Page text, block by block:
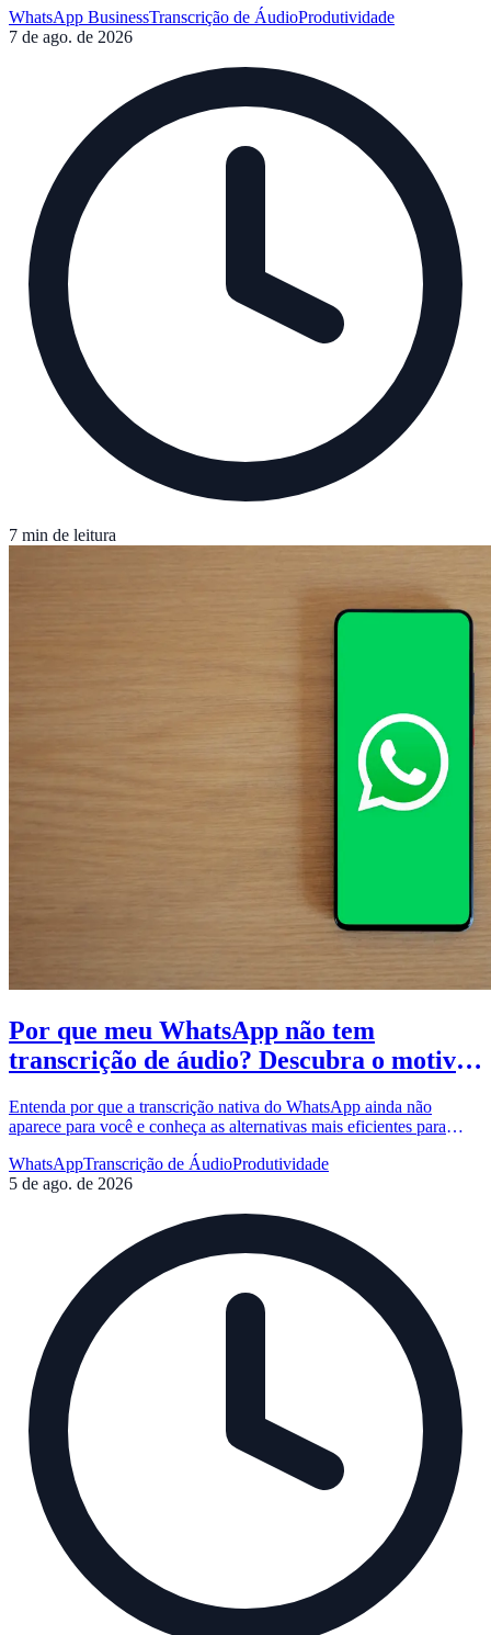
WhatsApp BusinessTranscrição de ÁudioProdutividade
7 de ago. de 2026
7 min de leitura
Por que meu WhatsApp não tem
transcrição de áudio? Descubra o motivo
Entenda por que a transcrição nativa do WhatsApp ainda não
aparece para você e conheça as alternativas mais eficientes para
WhatsAppTranscrição de ÁudioProdutividade
5 de ago. de 2026